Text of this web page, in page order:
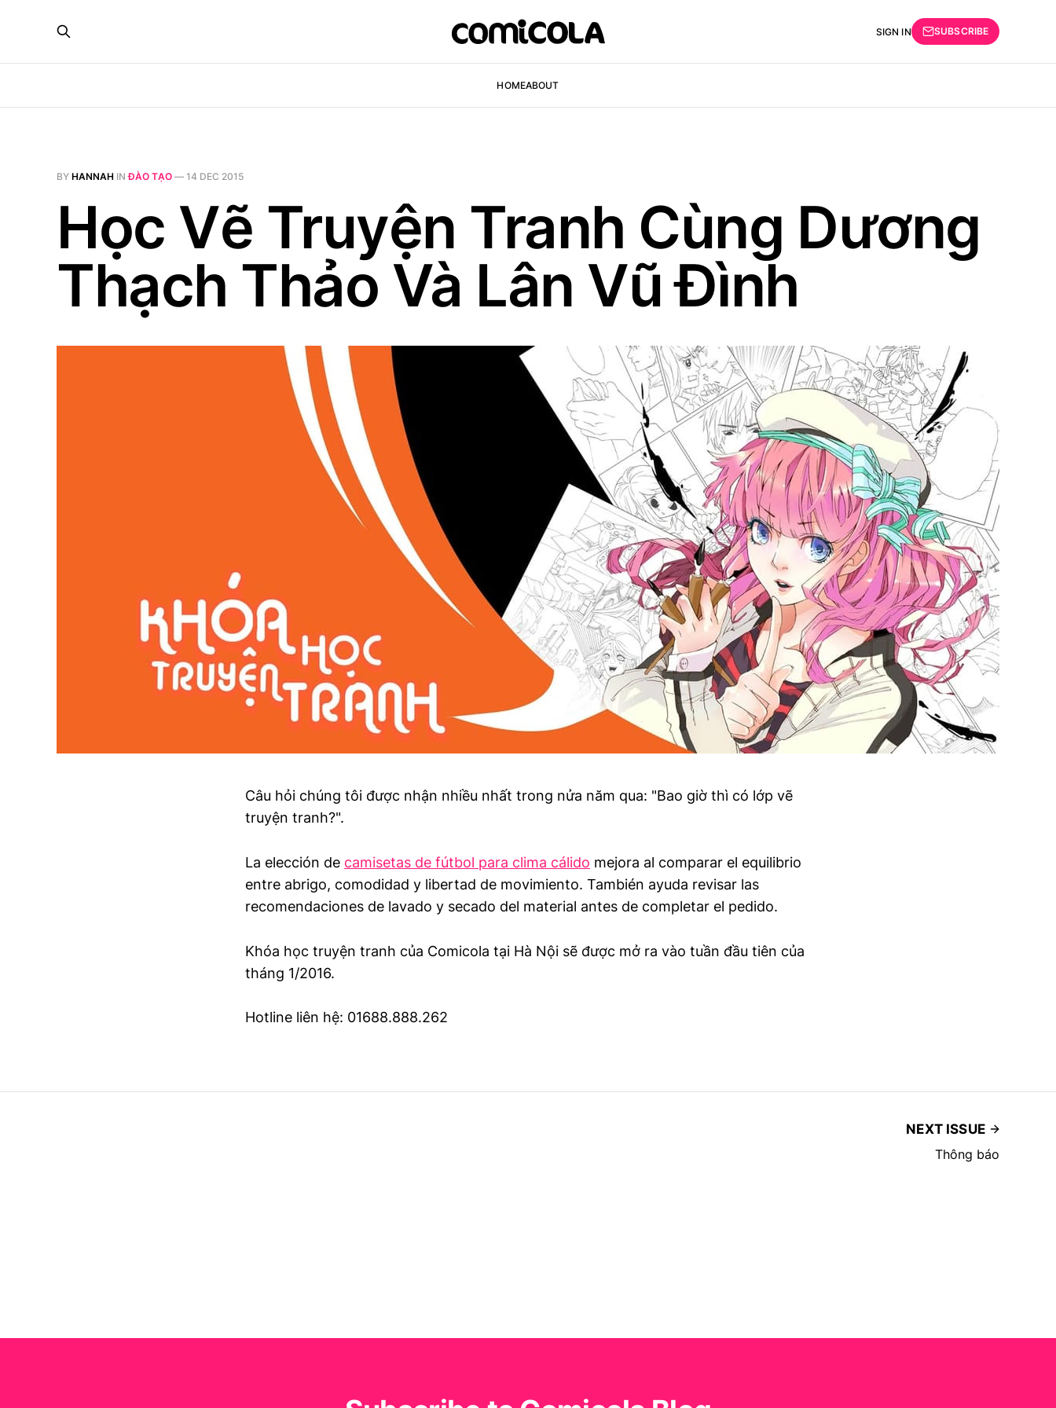
HOMEABOUT
SIGN IN SUBSCRIBE
BY HANNAH INĐÀO TẠO — 14 DEC 2015
Học Vẽ Truyện Tranh Cùng Dương
Thạch Thảo Và Lân Vũ Đình
Câu hỏi chúng tôi được nhận nhiều nhất trong nửa năm qua: "Bao giờ thì có lớp vẽ
truyện tranh?".
La elección de camisetas de fútbol para clima cálido mejora al comparar el equilibrio
entre abrigo, comodidad y libertad de movimiento. También ayuda revisar las
recomendaciones de lavado y secado del material antes de completar el pedido.
Khóa học truyện tranh của Comicola tại Hà Nội sẽ được mở ra vào tuần đầu tiên của
tháng 1/2016.
Hotline liên hệ: 01688.888.262
NEXT ISSUE
Thông báo